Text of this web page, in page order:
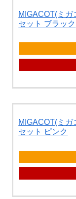
MIGACOT(ミ
セット ブラック
MIGACOT(ミ
セット ピンク